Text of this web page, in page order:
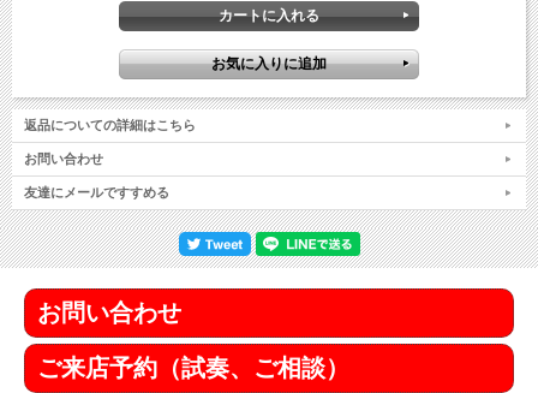
返品についての詳細はこちら
お問い合わせ
友達にメールですすめる
お問い合わせ
ご来店予約（試奏、ご相談）